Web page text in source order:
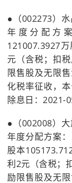
●（002273）
年度分配方
121007.3927
元（含税；扣
限售股及无限
化税率征收，
除息日：2021-
●（002008）
年度分配方案
股本
利2元（含税；
励限售股及无